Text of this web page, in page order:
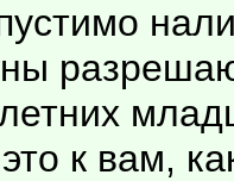
к вам,